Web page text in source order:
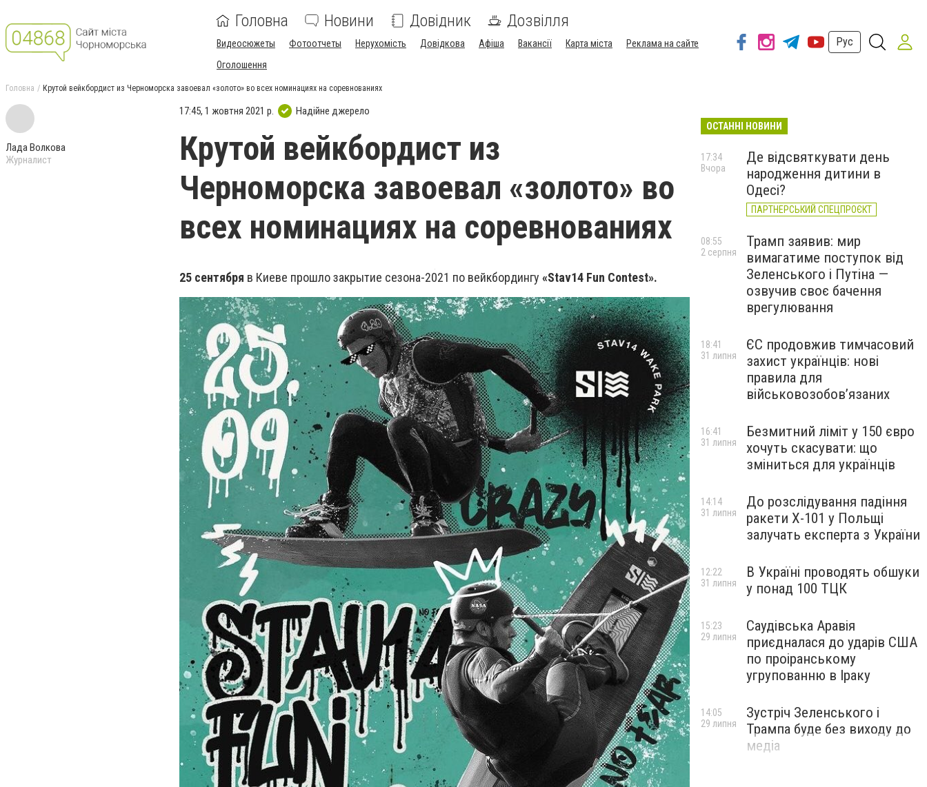
Головна Новини Довідник Дозвілля
Видеосюжеты Фотоотчеты Нерухомість Довідкова Афіша Вакансії Карта міста
Реклама на сайте
Оголошення
Рус
Головна Крутой вейкбордист из Черноморска завоевал «золото» во всех номинациях на соревнованиях
Лада Волкова
Журналист
17:45, 1 жовтня 2021 р. Надійне джерело
Крутой вейкбордист из
Черноморска завоевал «золото» во
всех номинациях на соревнованиях
25 сентября в Киеве прошло закрытие сезона-2021 по вейкбордингу «Stav14 Fun Contest».
ОСТАННІ НОВИНИ
Де відсвяткувати день
народження дитини в
Одесі?
ПАРТНЕРСЬКИЙ СПЕЦПРОЄКТ
17:34
Вчора
Трамп заявив: мир
вимагатиме поступок від
Зеленського і Путіна —
озвучив своє бачення
врегулювання
08:55
2 серпня
ЄС продовжив тимчасовий
захист українців: нові
правила для
військовозобов’язаних
18:41
31 липня
Безмитний ліміт у 150 євро
хочуть скасувати: що
зміниться для українців
16:41
31 липня
До розслідування падіння
ракети Х-101 у Польщі
залучать експерта з України
14:14
31 липня
В Україні проводять обшуки
у понад 100 ТЦК
12:22
31 липня
Саудівська Аравія
приєдналася до ударів США
по проіранському
угрупованню в Іраку
15:23
29 липня
Зустріч Зеленського і
Трампа буде без виходу до
медіа
14:05
29 липня